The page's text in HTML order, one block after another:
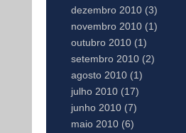
dezembro 2010 (3)
novembro 2010 (1)
outubro 2010 (1)
setembro 2010 (2)
agosto 2010 (1)
julho 2010 (17)
junho 2010 (7)
maio 2010 (6)